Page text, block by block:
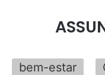
bem-estar